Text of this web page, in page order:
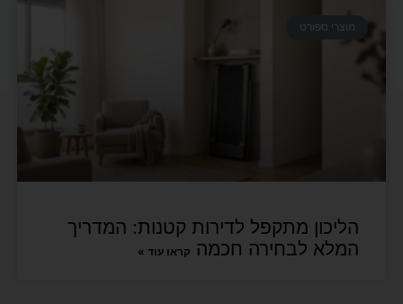
מוצרי ספורט
הליכון מתקפל לדירות קטנות: המדריך
המלא לבחירה חכמה קראו עוד »